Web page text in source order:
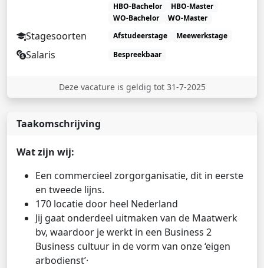
HBO-Bachelor
HBO-Master
WO-Bachelor
WO-Master
Stagesoorten Afstudeerstage Meewerkstage
Salaris Bespreekbaar
Deze vacature is geldig tot 31-7-2025
Taakomschrijving
Wat zijn wij:
Een commercieel zorgorganisatie, dit in eerste
en tweede lijns.
170 locatie door heel Nederland
Jij gaat onderdeel uitmaken van de Maatwerk
bv, waardoor je werkt in een Business 2
Business cultuur in de vorm van onze ‘eigen
arbodienst’·